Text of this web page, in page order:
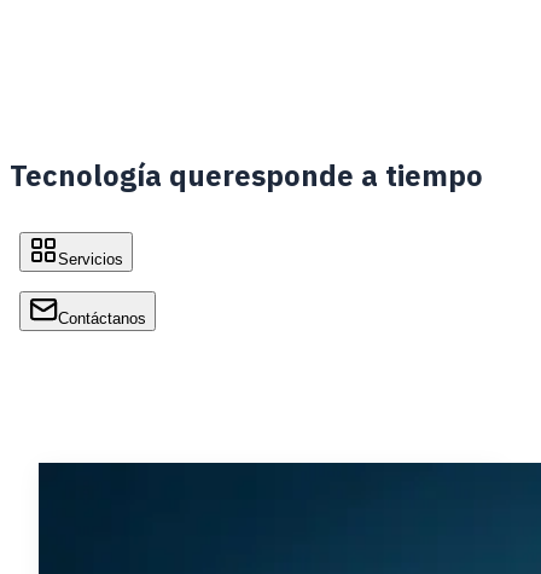
Tecnología queresponde a tiempo
Servicios
Contáctanos